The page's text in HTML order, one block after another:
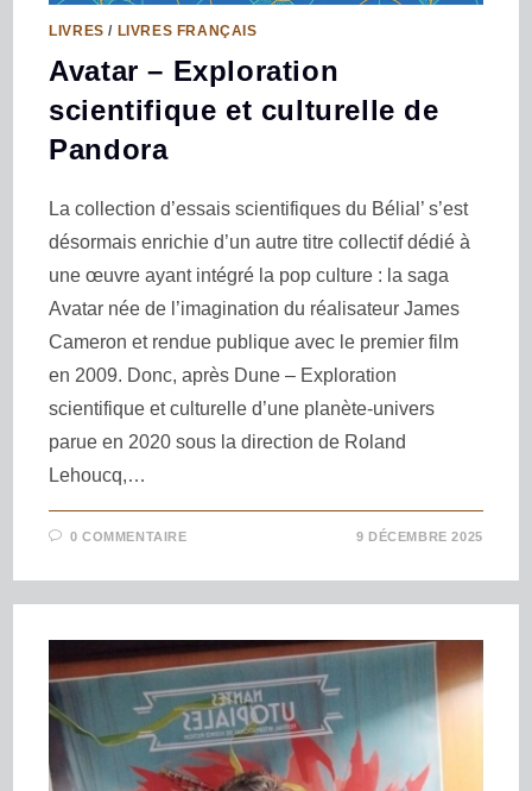
LIVRES / LIVRES FRANÇAIS
Avatar – Exploration
scientifique et culturelle de
Pandora
La collection d’essais scientifiques du Bélial’ s’est
désormais enrichie d’un autre titre collectif dédié à
une œuvre ayant intégré la pop culture : la saga
Avatar née de l’imagination du réalisateur James
Cameron et rendue publique avec le premier film
en 2009. Donc, après Dune – Exploration
scientifique et culturelle d’une planète-univers
parue en 2020 sous la direction de Roland
Lehoucq,…
0 COMMENTAIRE 9 DÉCEMBRE 2025